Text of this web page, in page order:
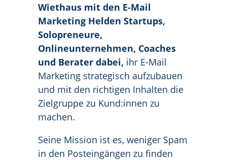
Wiethaus mit den E-Mail
Marketing Helden Startups,
Solopreneure,
Onlineunternehmen, Coaches
und Berater dabei, ihr E-Mail
Marketing strategisch aufzubauen
und mit den richtigen Inhalten die
Zielgruppe zu Kund:innen zu
machen.
Seine Mission ist es, weniger Spam
in den Posteingängen zu finden